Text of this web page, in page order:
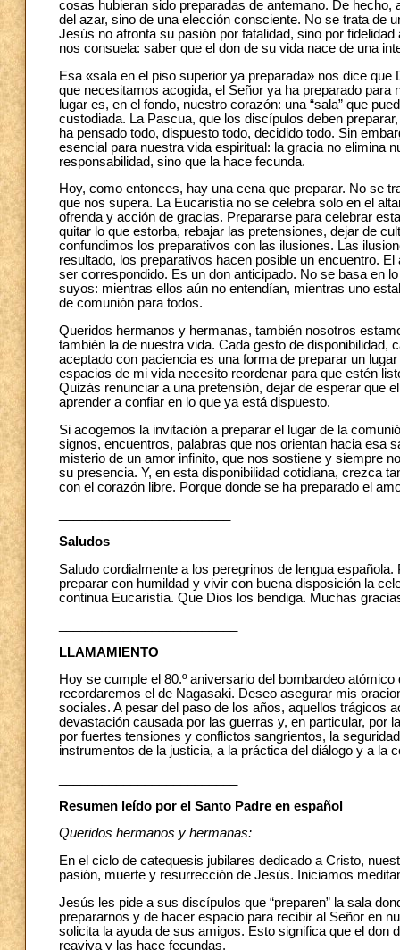
cosas hubieran sido preparadas de antemano. De
del azar, sino de una elección consciente. No se trata de
Jesús no afronta su pasión por fatalidad, sino por
nos consuela: saber que el don de su vida nace de una
Esa «sala en el piso superior ya preparada» nos dice
que necesitamos acogida, el Señor ya ha preparado
lugar es, en el fondo, nuestro corazón: una “sala” que
custodiada. La Pascua, que los discípulos deben
ha pensado todo, dispuesto todo, decidido todo. Sin
esencial para nuestra vida espiritual: la gracia no elimina
responsabilidad, sino que la hace fecunda.
Hoy, como entonces, hay una cena que preparar. No se
que nos supera. La Eucaristía no se celebra solo en el
ofrenda y acción de gracias. Prepararse para celebrar
quitar lo que estorba, rebajar las pretensiones, dejar de
confundimos los preparativos con las ilusiones. Las
resultado, los preparativos hacen posible un encuentro.
ser correspondido. Es un don anticipado. No se basa en
suyos: mientras ellos aún no entendían, mientras uno
de comunión para todos.
Queridos hermanos y hermanas, también nosotros
también la de nuestra vida. Cada gesto de disponibilidad,
aceptado con paciencia es una forma de preparar un
espacios de mi vida necesito reordenar para que estén
Quizás renunciar a una pretensión, dejar de esperar que
aprender a confiar en lo que ya está dispuesto.
Si acogemos la invitación a preparar el lugar de la
signos, encuentros, palabras que nos orientan hacia esa
misterio de un amor infinito, que nos sostiene y siempre
su presencia. Y, en esta disponibilidad cotidiana, crezca
con el corazón libre. Porque donde se ha preparado el
Saludos
Saludo cordialmente a los peregrinos de lengua
preparar con humildad y vivir con buena disposición la
continua Eucaristía. Que Dios los bendiga. Muchas
LLAMAMIENTO
Hoy se cumple el 80.º aniversario del bombardeo
recordaremos el de Nagasaki. Deseo asegurar mis
sociales. A pesar del paso de los años, aquellos trágicos
devastación causada por las guerras y, en particular, por
por fuertes tensiones y conflictos sangrientos, la
instrumentos de la justicia, a la práctica del diálogo y a la
Resumen leído por el Santo Padre en español
Queridos hermanos y hermanas:
En el ciclo de catequesis jubilares dedicado a Cristo,
pasión, muerte y resurrección de Jesús. Iniciamos
Jesús les pide a sus discípulos que “preparen” la sala
prepararnos y de hacer espacio para recibir al Señor en
solicita la ayuda de sus amigos. Esto significa que el don
reaviva y las hace fecundas.